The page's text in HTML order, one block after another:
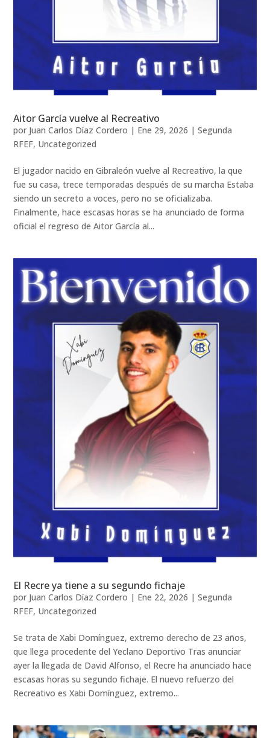
Aitor García vuelve al Recreativo
por Juan Carlos Díaz Cordero | Ene 29, 2026 |Segunda
RFEF, Uncategorized
El jugador nacido en Gibraleón vuelve al Recreativo, la que
fue su casa, trece temporadas después de su marcha Estaba
siendo un secreto a voces, pero no se oficializaba.
Finalmente, hace escasas horas se ha anunciado de forma
oficial el regreso de Aitor García al...
El Recre ya tiene a su segundo fichaje
por Juan Carlos Díaz Cordero | Ene 22, 2026 |Segunda
RFEF, Uncategorized
Se trata de Xabi Domínguez, extremo derecho de 23 años,
que llega procedente del Yeclano Deportivo Tras anunciar
ayer la llegada de David Alfonso, el Recre ha anunciado hace
escasas horas su segundo fichaje. El nuevo refuerzo del
Recreativo es Xabi Domínguez, extremo...